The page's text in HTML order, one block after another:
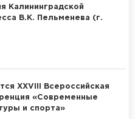
Калининградской
В.К. Пельменева (г.
ХXVIII Всероссийская
«Современные
и спорта»